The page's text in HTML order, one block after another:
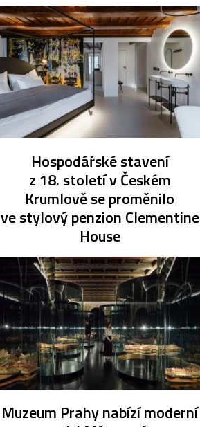
Hospodářské stavení
z 18. století v Českém
Krumlově se proměnilo
ve stylový penzion Clementine
House
Muzeum Prahy nabízí moderní